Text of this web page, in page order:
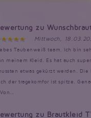
zu
Mittwoch,
Taubenweiß team, Ich bin
meinem Kleid. Es hat auch
etwas gekürzt werden. Die
der tragekomfor ist spitze.
zu Brautkleid